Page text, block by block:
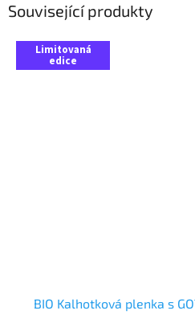
Související produkty
Limitovaná
edice
BIO Kalhotková plenka s